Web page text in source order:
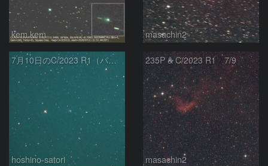
kem.kem masachin2
7月10日のC/2023 R1（パンスターズ彗星）
hoshino-satori
235P & C/2023 R1 7/9
masachin2